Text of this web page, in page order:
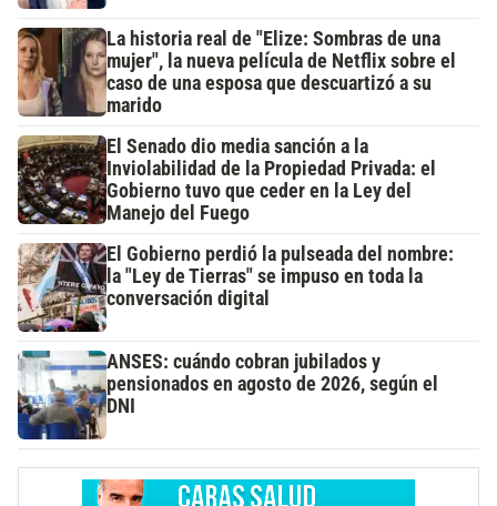
La historia real de "Elize: Sombras de una
mujer", la nueva película de Netflix sobre el
caso de una esposa que descuartizó a su
marido
El Senado dio media sanción a la
Inviolabilidad de la Propiedad Privada: el
Gobierno tuvo que ceder en la Ley del
Manejo del Fuego
El Gobierno perdió la pulseada del nombre:
la "Ley de Tierras" se impuso en toda la
conversación digital
ANSES: cuándo cobran jubilados y
pensionados en agosto de 2026, según el
DNI